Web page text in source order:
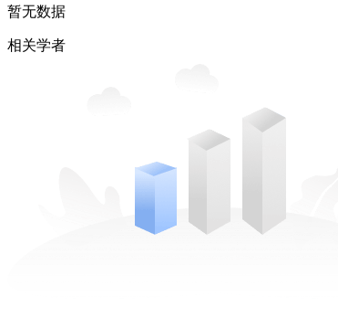
暂无数据
相关学者